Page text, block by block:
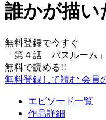
誰かが描い
無料登録で今すぐ
「 第４話 バスルーム
無料で読める!!
無料登録して読む 会員
エピソード一覧
作品詳細